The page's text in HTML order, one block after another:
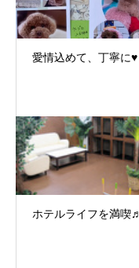
愛情込めて、丁寧に♥
ホテルライフを満喫♬